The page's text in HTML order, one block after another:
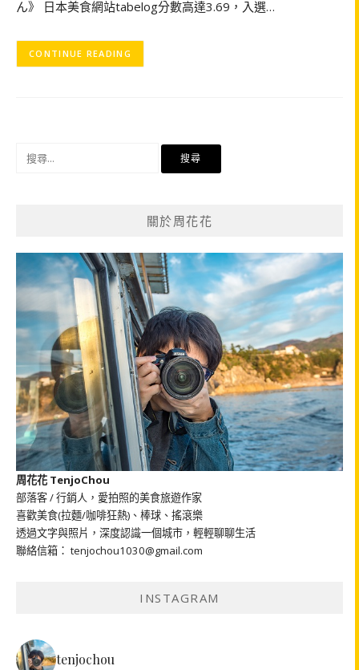
ん》 日本美食網站tabelog分數高達3.69，入選…
CONTINUE READING
關於周花花
周花花 TenjoChou
部落客 / 行銷人，愛拍照的美食旅遊作家
喜歡美食(拉麵/咖啡狂熱)、棒球、搖滾樂
透過文字與照片，深度認識一個城市，輕輕聊聊生活
聯絡信箱： tenjochou1030@gmail.com
INSTAGRAM
tenjochou